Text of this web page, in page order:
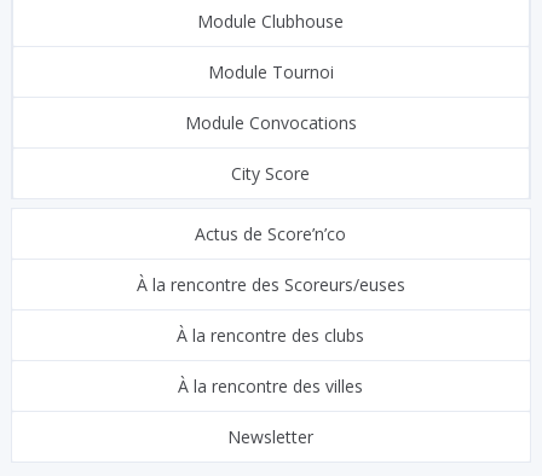
Module Clubhouse
Module Tournoi
Module Convocations
City Score
Actus de Score’n’co
À la rencontre des Scoreurs/euses
À la rencontre des clubs
À la rencontre des villes
Newsletter